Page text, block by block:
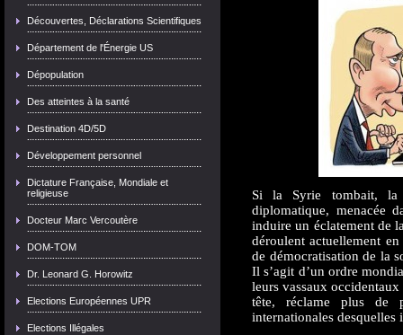
Découvertes, Déclarations Scientifiques
Département de l'Énergie US
Dépopulation
Des atteintes à la santé
Destination 4D/5D
Développement personnel
Dictature Française, Mondiale et
religieuse
Docteur Marc Vercoutère
DOM-TOM
Dr. Leonard G. Horowitz
Elections Européennes UPR
Elections Illégales
Si la Syrie tombait, la
diplomatique, menacée
induire un éclatement de
déroulent actuellement
de démocratisation de la
Il s’agit d’un ordre
leurs vassaux
tête, réclame plus de
internationales desquelles